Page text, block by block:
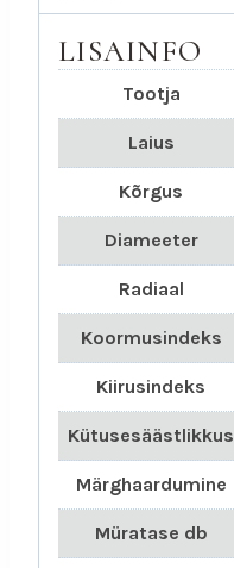
LISAINFO
Tootja
Laius
Kõrgus
Diameeter
Radiaal
Koormusindeks
Kiirusindeks
Kütusesäästlikkus
Märghaardumine
Müratase db